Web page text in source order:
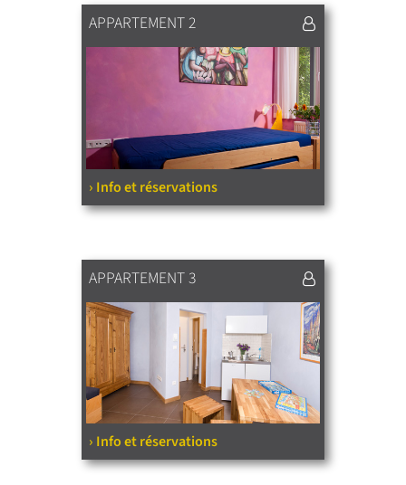
APPARTEMENT 2
› Info et réservations
APPARTEMENT 3
› Info et réservations